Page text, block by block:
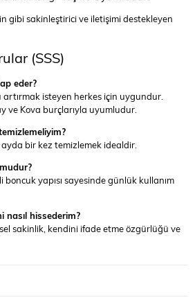
gibi sakinleştirici ve iletişimi destekleyen
(SSS)
eder?
isteyen herkes için uygundur.
ve Kova burçlarıyla uyumludur.
bir kez temizlemek idealdir.
boncuk yapısı sayesinde günlük kullanım
nasıl hissederim?
sakinlik, kendini ifade etme özgürlüğü ve